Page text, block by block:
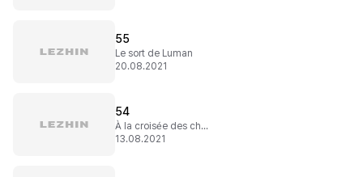
55
Le sort de Luman
20.08.2021
54
À la croisée des chemins
13.08.2021